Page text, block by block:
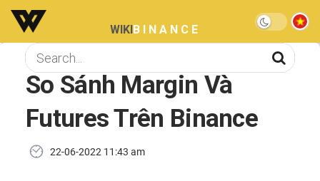
WIKIBINANCE
So Sánh Margin Và
Futures Trên Binance
22-06-2022 11:43 am